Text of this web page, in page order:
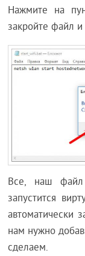
Нажмите на
закройте файл
Все, наш файл
запустится
автоматически
нам нужно
сделаем.